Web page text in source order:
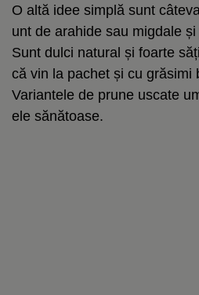
O altă idee simplă sunt
unt de arahide sau migdale
Sunt dulci natural și foarte
că vin la pachet și cu grăsimi
Variantele de prune uscate
ele sănătoase.